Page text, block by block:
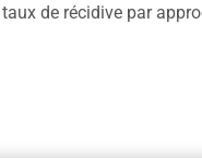
de récidive par